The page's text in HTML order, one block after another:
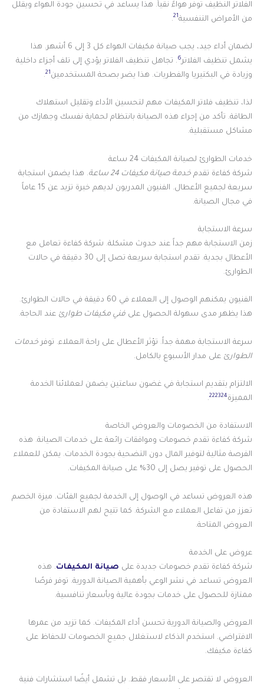
الفلاتر النظيف توفر هواءً نقياً. هذا يساعد في تحسين جودة الهواء ويقلل
من الأمراض التنفسية21
.
لضمان أداء جيد، يجب صيانة مكيفات الهواء كل 3 إلى 6 أشهر. هذا
يشمل تنظيف الفلاتر6. تجاهل تنظيف الفلاتر يؤدي إلى تلف أجزاء داخلية
وزيادة في البكتيريا والفطريات. هذا يضر بصحة المستخدمين21
.
لذا، تنظيف فلاتر المكيفات مهم لتحسين الأداء وتقليل استهلاك
الطاقة. تأكد من إجراء هذه الصيانة بانتظام لحماية نفسك وجهازك من
مشاكل مستقبلية.
خدمات الطوارئ لصيانة المكيفات 24 ساعة
شركة كفاءة تقدم خدمة صيانة مكيفات 24 ساعة
. هذا يضمن استجابة
سريعة لجميع الأعطال. الفنيون المدربون لديهم خبرة تزيد عن 15 عاماً
في مجال الصيانة.
سرعة الاستجابة
زمن الاستجابة مهم جداً عند حدوث مشكلة. شركة كفاءة تعامل مع
الأعطال بجدية. تقدم استجابة سريعة تصل إلى 30 دقيقة في حالات
الطوارئ.
الفنيون يمكنهم الوصول إلى العملاء في 60 دقيقة في حالات الطوارئ.
هذا يظهر مدى سهولة الحصول على فني مكيفات طوارئ عند الحاجة.
سرعة الاستجابة مهمة جداً. تؤثر الأعطال على راحة العملاء. توفر خدمات
الطوارئ على مدار الأسبوع بالكامل.
الالتزام بتقديم استجابة في غضون ساعتين يضمن لعملائنا الخدمة
المميزة
222324
.
الاستفادة من الخصومات والعروض الخاصة
شركة كفاءة تقدم خصومات وموافقات رائعة على خدمات الصيانة. هذه
الفرصة مثالية لتوفير المال دون التضحية بجودة الخدمات. يمكن للعملاء
الحصول على توفير يصل إلى 30% على صيانة المكيفات.
هذه العروض تساعد في الوصول إلى الخدمة لجميع الفئات. ميزة الخصم
تعزز من تفاعل العملاء مع الشركة. كما تتيح لهم الاستفادة من
العروض المتاحة.
عروض على الخدمة
شركة كفاءة تقدم خصومات جديدة على صيانة المكيفات. هذه
العروض تساعد في نشر الوعي بأهمية الصيانة الدورية. توفر فرصًا
ممتازة للحصول على خدمات بجودة عالية وبأسعار تنافسية.
العروض والصيانة الدورية تحسن أداء المكيفات. كما تزيد من عمرها
الافتراضي. استخدم الذكاء لاستغلال جميع الخصومات للحفاظ على
كفاءة مكيفك.
العروض لا تقتصر على الأسعار فقط. بل تشمل أيضًا استشارات فنية